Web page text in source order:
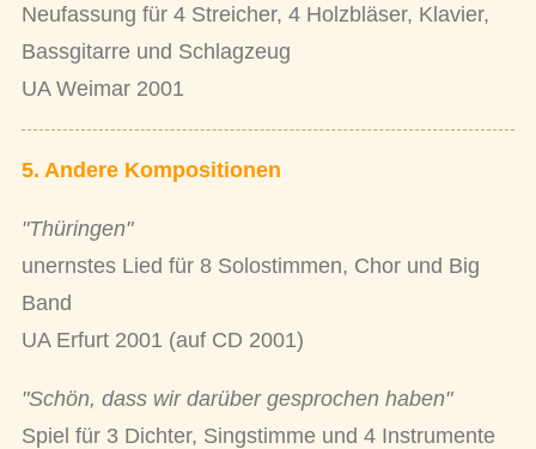
Neufassung für 4 Streicher, 4 Holzbläser, Klavier,
Bassgitarre und Schlagzeug
UA Weimar 2001
5. Andere Kompositionen
"Thüringen"
unernstes Lied für 8 Solostimmen, Chor und Big
Band
UA Erfurt 2001 (auf CD 2001)
"Schön, dass wir darüber gesprochen haben"
Spiel für 3 Dichter, Singstimme und 4 Instrumente